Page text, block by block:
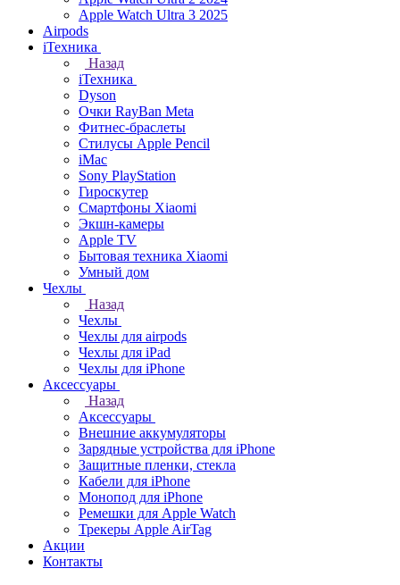
Apple Watch Ultra 3 2025
Airpods
iТехника
Назад
iТехника
Dyson
Очки RayBan Meta
Фитнес-браслеты
Стилусы Apple Pencil
iMac
Sony PlayStation
Гироскутер
Смартфоны Xiaomi
Экшн-камеры
Apple TV
Бытовая техника Xiaomi
Умный дом
Чехлы
Назад
Чехлы
Чехлы для airpods
Чехлы для iPad
Чехлы для iPhone
Аксессуары
Назад
Аксессуары
Внешние аккумуляторы
Зарядные устройства для iPhone
Защитные пленки, стекла
Кабели для iPhone
Монопод для iPhone
Ремешки для Apple Watch
Трекеры Apple AirTag
Акции
Контакты